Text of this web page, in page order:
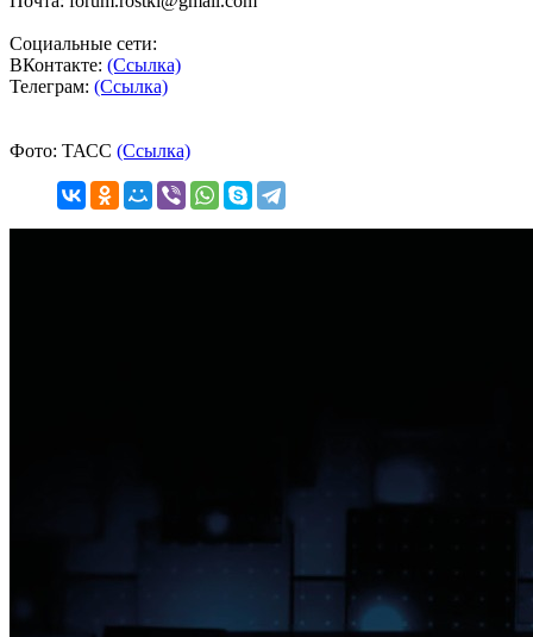
Социальные сети:
ВКонтакте: (Ссылка)
Телеграм: (Ссылка)
Фото: ТАСС (Ссылка)